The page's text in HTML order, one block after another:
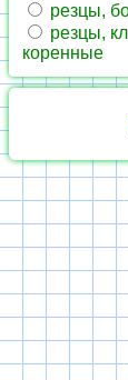
резцы,
резцы,
коренные